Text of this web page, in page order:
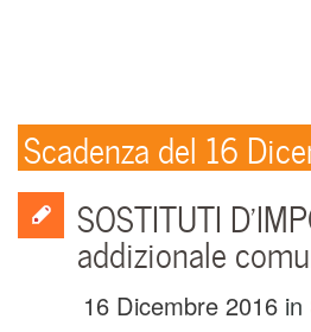
Scadenza del 16
SOSTITUTI
addizionale
16 Dicembre 2016 in